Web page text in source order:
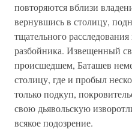
повторяются вблизи
вернувшись в столицу,
тщательного
разбойника. Извещенный
происшедшем, Баташев
столицу, где и пробыл
только подкуп,
свою дьявольскую
всякое подозрение.